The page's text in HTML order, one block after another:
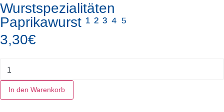
Wurstspezialitäten
Paprikawurst ¹ ² ³ ⁴ ⁵
3,30€
In den Warenkorb